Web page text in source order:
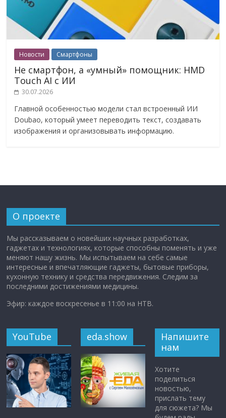
Новости Смартфоны
Не смартфон, а «умный» помощник: HMD
Touch AI с ИИ
30.07.2026
Главной особенностью модели стал встроенный ИИ
Doubao, который умеет переводить текст, создавать
изображения и организовывать информацию.
О проекте
Мы рассказываем о новейших научных разработках,
гаджетах и технологиях, которые способны поменять и уже
меняют нашу жизнь. Мы испытываем на себе самые
интересные и впечатляющие гаджеты, бытовые приборы,
кухонную технику и средства передвижения. Следим за
последними достижениями медицины.
Эфир: каждое воскресенье в 11:00 на НТВ.
YouTube eda.show
Напишите
нам
Хотите
поделиться
новостью,
прислать тему
для сюжета? Мы